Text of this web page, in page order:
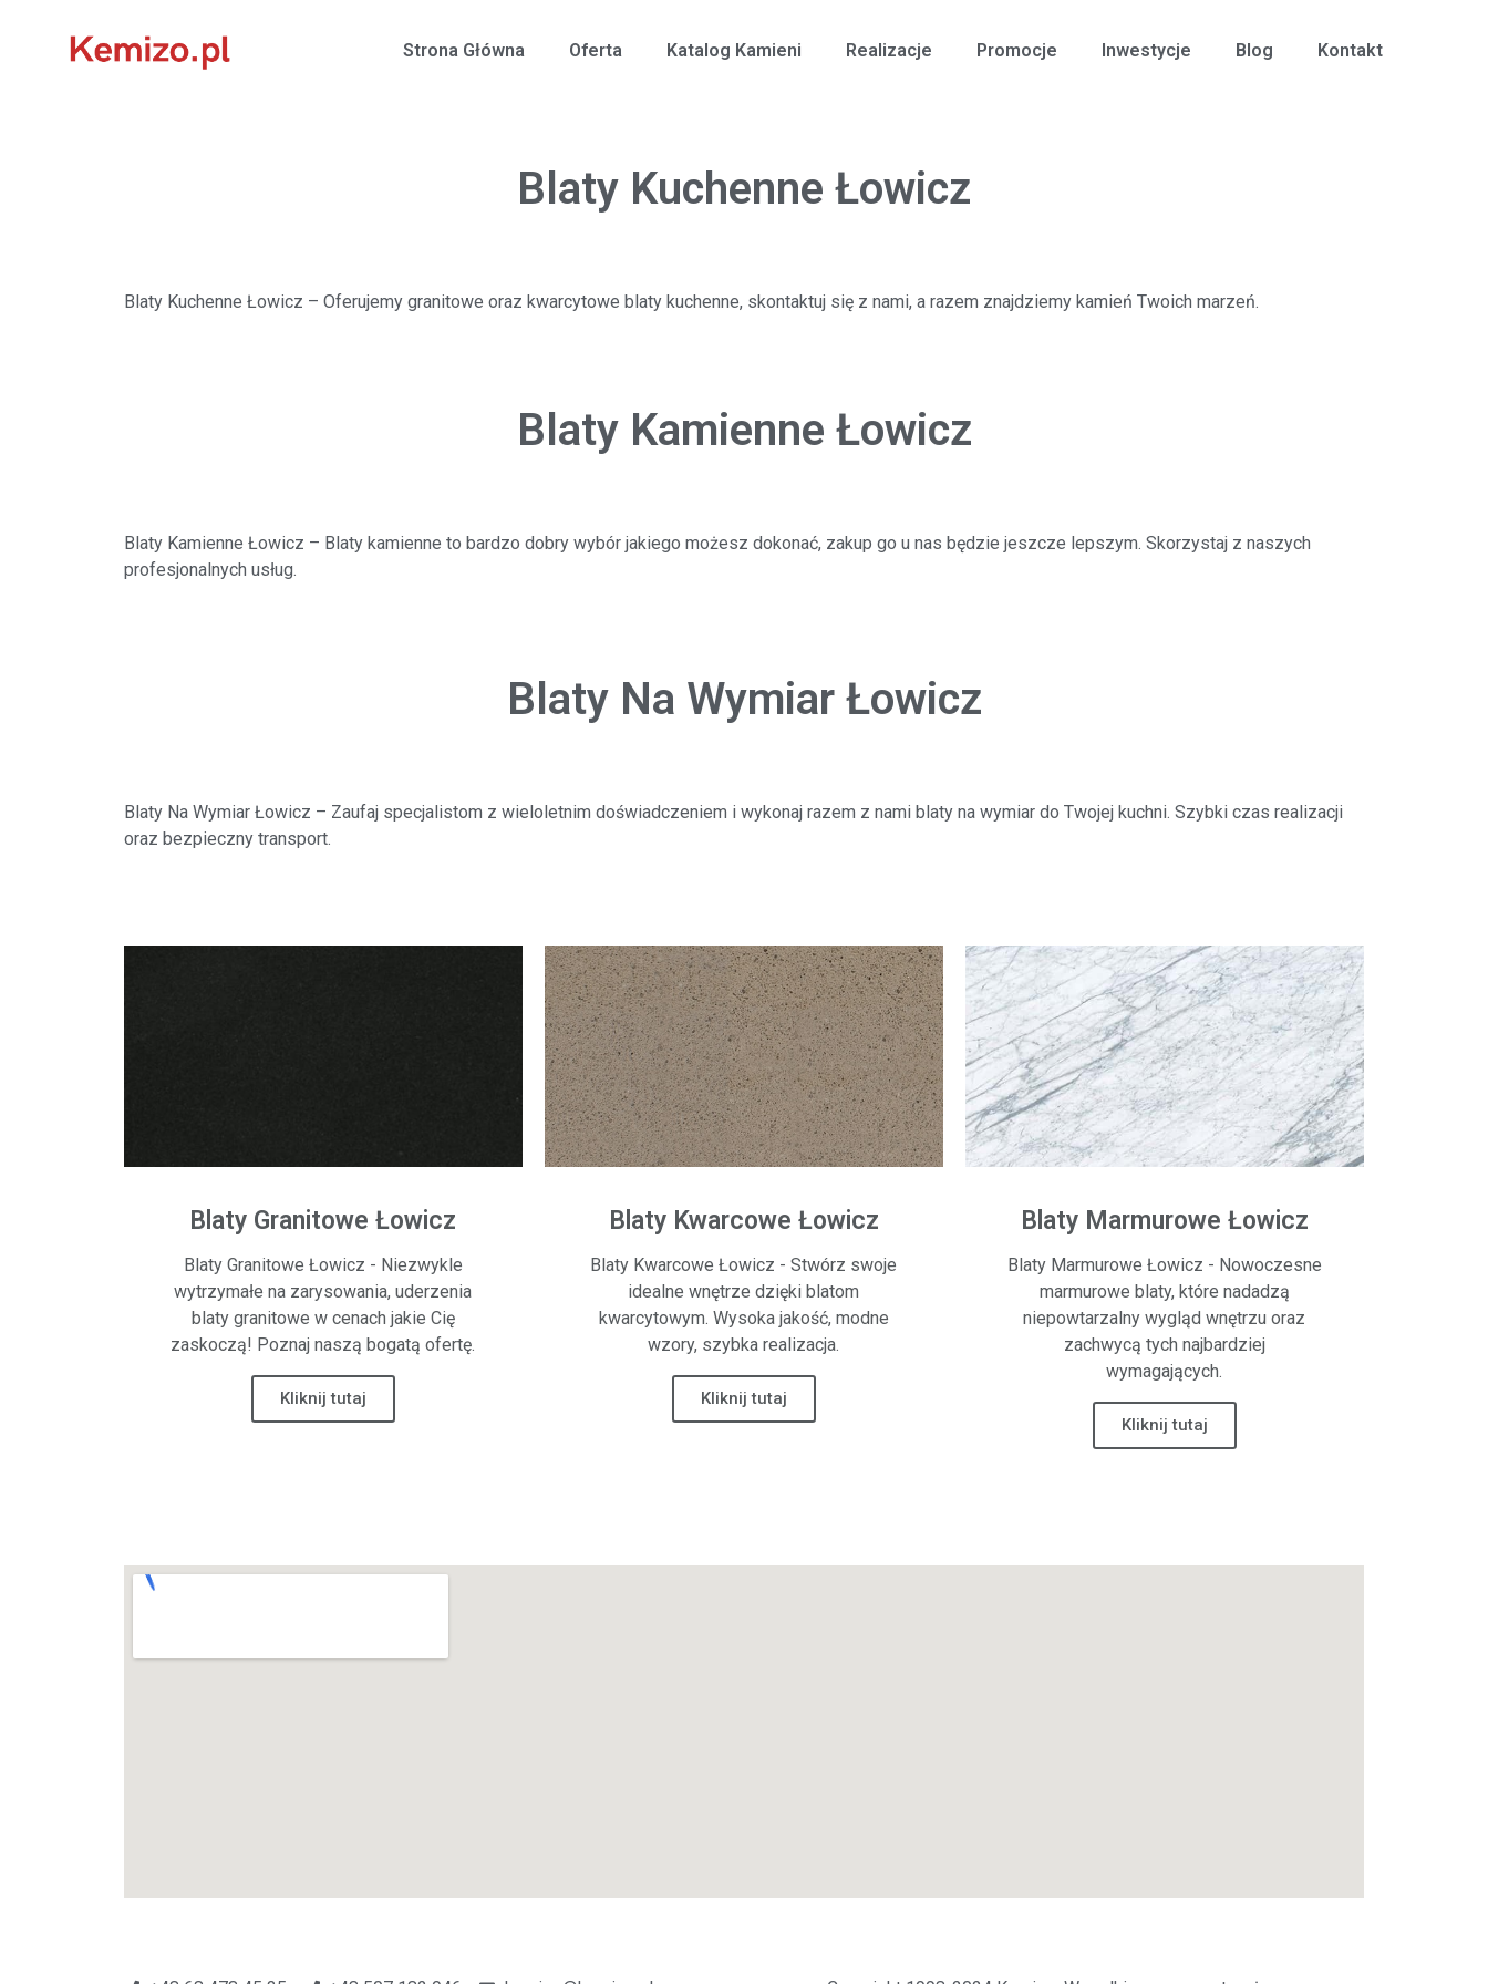
Strona Główna Oferta Katalog Kamieni Realizacje Promocje Inwestycje Blog Kontakt
Blaty Kuchenne Łowicz
Blaty Kuchenne Łowicz – Oferujemy granitowe oraz kwarcytowe blaty kuchenne, skontaktuj się z nami, a razem znajdziemy kamień Twoich marzeń.
Blaty Kamienne Łowicz
Blaty Kamienne Łowicz – Blaty kamienne to bardzo dobry wybór jakiego możesz dokonać, zakup go u nas będzie jeszcze lepszym. Skorzystaj z naszych
profesjonalnych usług.
Blaty Na Wymiar Łowicz
Blaty Na Wymiar Łowicz – Zaufaj specjalistom z wieloletnim doświadczeniem i wykonaj razem z nami blaty na wymiar do Twojej kuchni. Szybki czas realizacji
oraz bezpieczny transport.
Blaty Granitowe Łowicz
Blaty Granitowe Łowicz - Niezwykle
wytrzymałe na zarysowania, uderzenia
blaty granitowe w cenach jakie Cię
zaskoczą! Poznaj naszą bogatą ofertę.
Kliknij tutaj
Blaty Kwarcowe Łowicz
Blaty Kwarcowe Łowicz - Stwórz swoje
idealne wnętrze dzięki blatom
kwarcytowym. Wysoka jakość, modne
wzory, szybka realizacja.
Kliknij tutaj
Blaty Marmurowe Łowicz
Blaty Marmurowe Łowicz - Nowoczesne
marmurowe blaty, które nadadzą
niepowtarzalny wygląd wnętrzu oraz
zachwycą tych najbardziej
wymagających.
Kliknij tutaj